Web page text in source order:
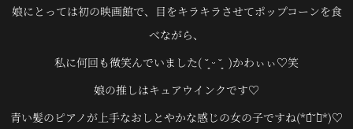
娘にとっては初の映画館で、目をキラキラさせてポップコーンを食
べながら、
私に何回も微笑んでいました( ˘͈ ᵕ ˘͈ )かわぃぃ♡笑
娘の推しはキュアウインクです♡
青い髪のピアノが上手なおしとやかな感じの女の子ですね(*ฅ́˘ฅ̀*)♡